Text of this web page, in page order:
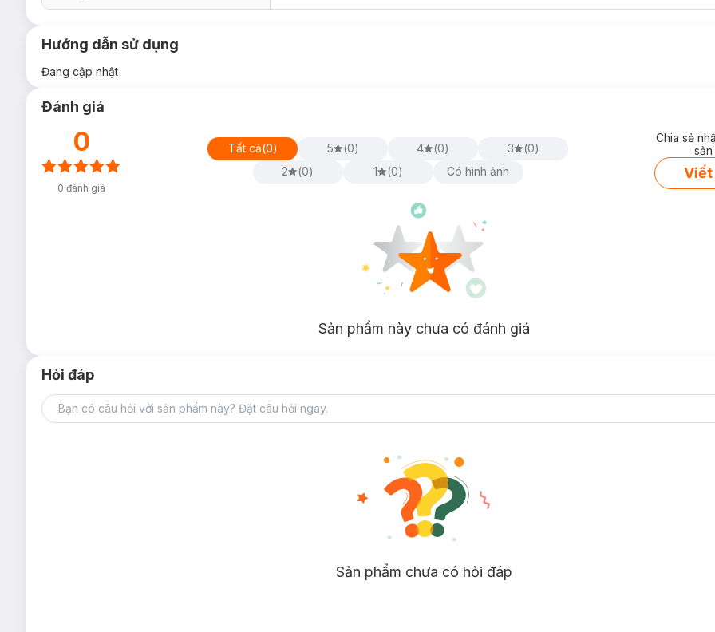
Hướng dẫn sử dụng
Đang cập nhật
Đánh giá
0
0 đánh giá
Tất cả(0) 5 (0) 4 (0) 3 (0)
2
(0) 1 (0) Có hình ảnh
Chia sẻ
Viết
Sản phẩm này chưa có đánh giá
Hỏi đáp
Sản phẩm chưa có hỏi đáp